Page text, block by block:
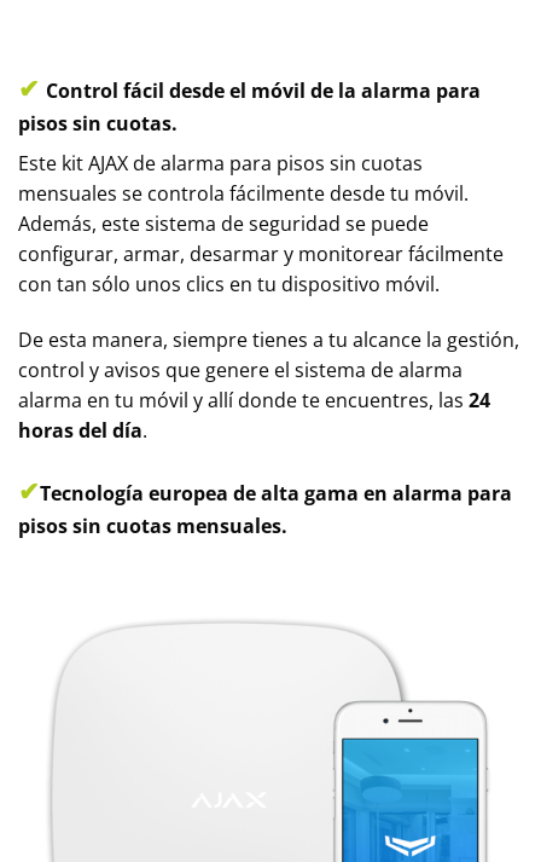
✔ Control fácil desde el móvil de la alarma para
pisos sin cuotas.
Este kit AJAX de alarma para pisos sin cuotas
mensuales se controla fácilmente desde tu móvil.
Además, este sistema de seguridad se puede
configurar, armar, desarmar y monitorear fácilmente
con tan sólo unos clics en tu dispositivo móvil.
De esta manera, siempre tienes a tu alcance la gestión,
control y avisos que genere el sistema de alarma
alarma en tu móvil y allí donde te encuentres, las 24
horas del día.
✔Tecnología europea de alta gama en alarma para
pisos sin cuotas mensuales.